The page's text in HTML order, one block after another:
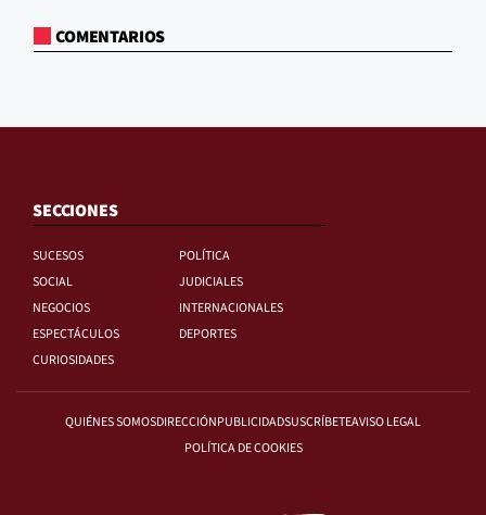
COMENTARIOS
SECCIONES
SUCESOS
POLÍTICA
SOCIAL
JUDICIALES
NEGOCIOS
INTERNACIONALES
ESPECTÁCULOS
DEPORTES
CURIOSIDADES
QUIÉNES SOMOSDIRECCIÓNPUBLICIDADSUSCRÍBETEAVISO LEGAL
POLÍTICA DE COOKIES